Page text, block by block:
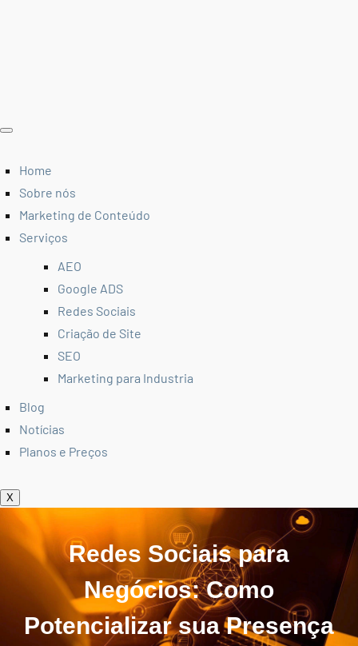
Home
Sobre nós
Marketing de Conteúdo
Serviços
AEO
Google ADS
Redes Sociais
Criação de Site
SEO
Marketing para Industria
Blog
Notícias
Planos e Preços
X
Redes Sociais para
Negócios: Como
Potencializar sua Presença